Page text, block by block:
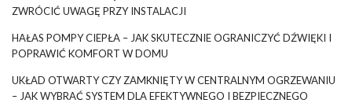
ZWRÓCIĆ UWAGĘ PRZY INSTALACJI
HAŁAS POMPY CIEPŁA – JAK SKUTECZNIE OGRANICZYĆ DŹWIĘKI I
POPRAWIĆ KOMFORT W DOMU
UKŁAD OTWARTY CZY ZAMKNIĘTY W CENTRALNYM OGRZEWANIU
– JAK WYBRAĆ SYSTEM DLA EFEKTYWNEGO I BEZPIECZNEGO